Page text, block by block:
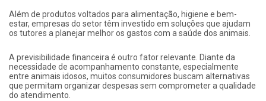
Além de produtos voltados para alimentação, higiene e bem-
estar, empresas do setor têm investido em soluções que ajudam
os tutores a planejar melhor os gastos com a saúde dos animais.
A previsibilidade financeira é outro fator relevante. Diante da
necessidade de acompanhamento constante, especialmente
entre animais idosos, muitos consumidores buscam alternativas
que permitam organizar despesas sem comprometer a qualidade
do atendimento.